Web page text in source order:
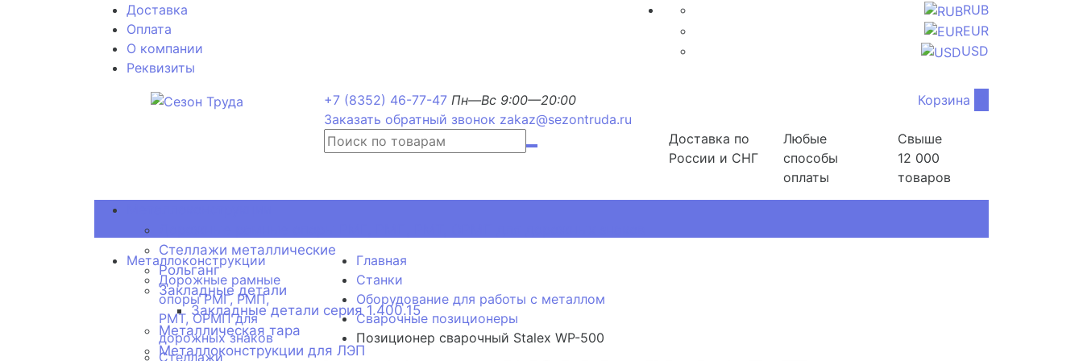
Доставка
Оплата
О компании
Реквизиты
RUB
EUR
USD
+7 (8352) 46-77-47 Пн—Вс 9:00—20:00
Заказать обратный звонок zakaz@sezontruda.ru
Корзина
Доставка по
России и СНГ
Любые
способы
оплаты
Свыше
12 000
товаров
Стеллажи металлические
Рольганг
Закладные детали
Закладные детали серия 1.400.15
Металлическая тара
Металлоконструкции для ЛЭП
Металлоконструкции
Дорожные рамные
опоры РМГ, РМП,
РМТ, ОРМП для
дорожных знаков
Стеллажи
Главная
Станки
Оборудование для работы с металлом
Сварочные позиционеры
Позиционер сварочный Stalex WP-500